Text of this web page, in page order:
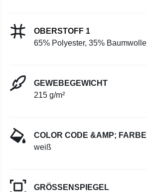
OBERSTOFF 1
65% Polyester, 35% Baumwolle
GEWEBEGEWICHT
215 g/m²
COLOR CODE &AMP; FARBE
weiß
GRÖSSENSPIEGEL